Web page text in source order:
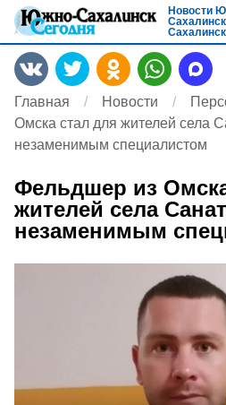
Новости
Главная Новости
Омска стал для жителей села
незаменимым специалистом
Фельдшер из
жителей села
незаменимым